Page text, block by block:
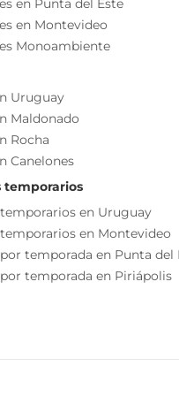
(3 cuotas)
y desarrollo independiente
esenciales
actualización de las
y demás información,
Terraza
Acceso De
en Punta del Este
en Montevideo
Monoambiente
Uruguay
Maldonado
Rocha
Canelones
temporarios
en Uruguay
en Montevideo
temporada en Punta del
temporada en Piriápolis